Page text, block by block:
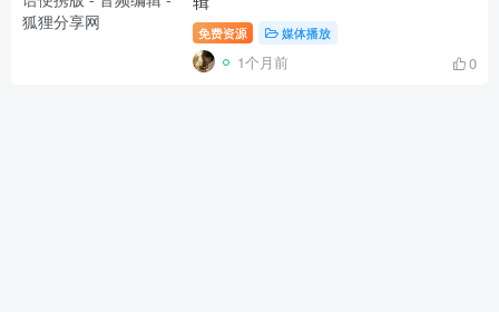
免费资源 媒体播放
1个月前 0